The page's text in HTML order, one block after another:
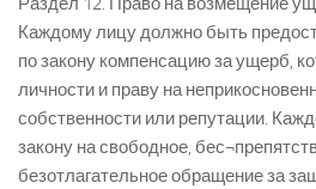
Каждому лицу должно быть
по закону компенсацию за ущерб,
личности и праву на
собственности или репутации.
закону на свободное,
безотлагательное обращение за